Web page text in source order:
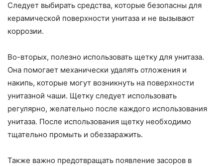
Следует выбирать средства, которые безопасны для
керамической поверхности унитаза и не вызывают
коррозии.
Во-вторых, полезно использовать щетку для унитаза.
Она помогает механически удалять отложения и
накипь, которые могут возникнуть на поверхности
унитазной чаши. Щетку следует использовать
регулярно, желательно после каждого использования
унитаза. После использования щетку необходимо
тщательно промыть и обеззаражить.
Также важно предотвращать появление засоров в